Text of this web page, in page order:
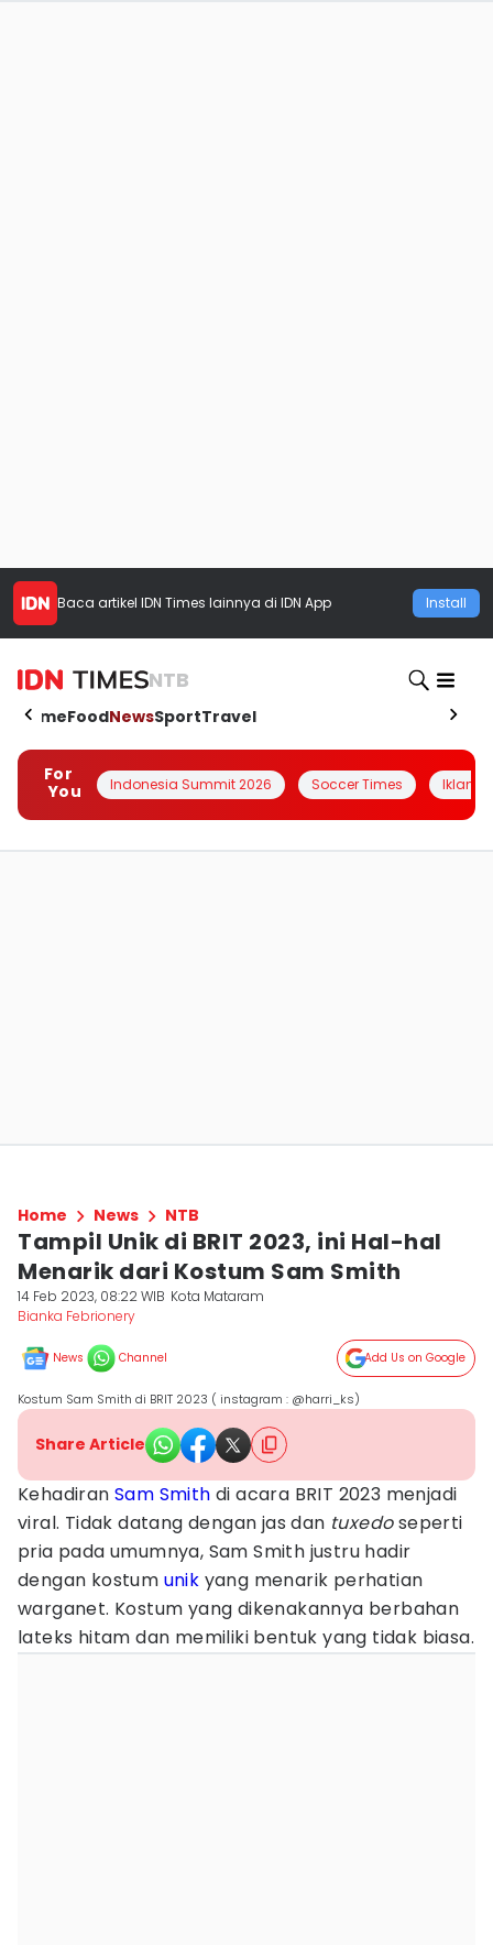
Baca artikel IDN Times lainnya di IDN App Install
NTB
HomeFoodNewsSportTravel
For
You
Indonesia Summit 2026 Soccer Times Iklanin
Home News NTB
Tampil Unik di BRIT 2023, ini Hal-hal
Menarik dari Kostum Sam Smith
14 Feb 2023, 08:22 WIB Kota Mataram
Bianka Febrionery
News Channel Add Us on Google
Kostum Sam Smith di BRIT 2023 ( instagram : @harri_ks)
Share Article
KehadiranSam Smith di acara BRIT 2023 menjadi
viral. Tidak datang dengan jas dan tuxedoseperti
pria pada umumnya, Sam Smith justru hadir
dengan kostum unik yang menarik perhatian
warganet. Kostum yang dikenakannya berbahan
lateks hitam dan memiliki bentuk yang tidak biasa.